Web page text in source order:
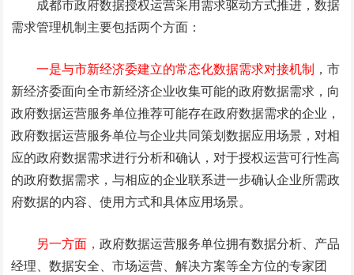
成都市政府数据授权运营采用需求驱动方式推进，数据
需求管理机制主要包括两个方面：
一是与市新经济委建立的常态化数据需求对接机制 ，市
新经济委面向全市新经济企业收集可能的政府数据需求，向
政府数据运营服务单位推荐可能存在政府数据需求的企业，
政府数据运营服务单位与企业共同策划数据应用场景，对相
应的政府数据需求进行分析和确认，对于授权运营可行性高
的政府数据需求，与相应的企业联系进一步确认企业所需政
府数据的内容、使用方式和具体应用场景。
另一方面，政府数据运营服务单位拥有数据分析、产品
经理、数据安全、市场运营、解决方案等全方位的专家团